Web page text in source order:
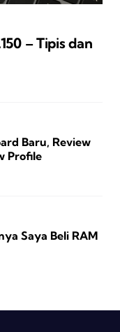
– Tipis dan
Baru, Review
Profile
Saya Beli RAM